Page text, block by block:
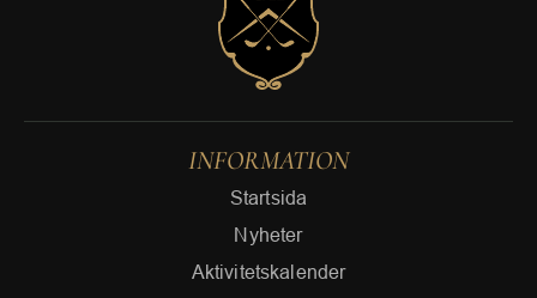
INFORMATION
Startsida
Nyheter
Aktivitetskalender